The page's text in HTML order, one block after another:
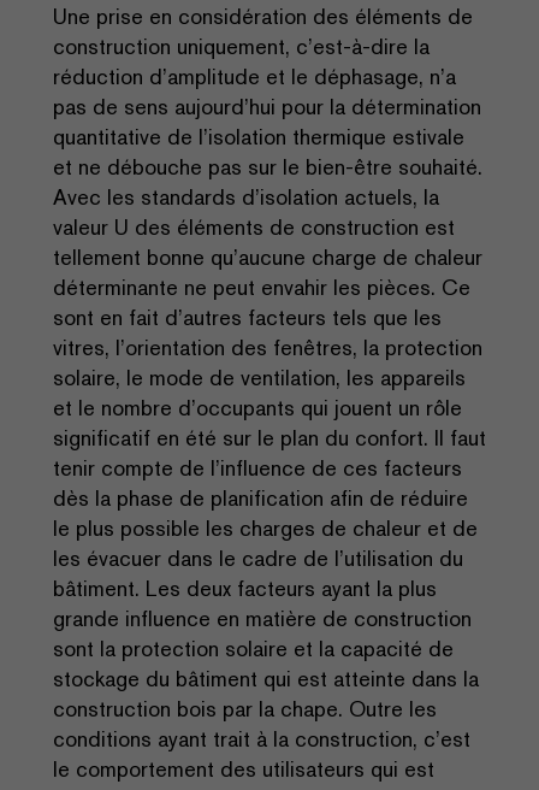
Une prise en considération des éléments de
construction uniquement, c’est-à-dire la
réduction d’amplitude et le déphasage, n’a
pas de sens aujourd’hui pour la détermination
quantitative de l’isolation thermique estivale
et ne débouche pas sur le bien-être souhaité.
Avec les standards d’isolation actuels, la
valeur U des éléments de construction est
tellement bonne qu’aucune charge de chaleur
déterminante ne peut envahir les pièces. Ce
sont en fait d’autres facteurs tels que les
vitres, l’orientation des fenêtres, la protection
solaire, le mode de ventilation, les appareils
et le nombre d’occupants qui jouent un rôle
significatif en été sur le plan du confort. Il faut
tenir compte de l’influence de ces facteurs
dès la phase de planification afin de réduire
le plus possible les charges de chaleur et de
les évacuer dans le cadre de l’utilisation du
bâtiment. Les deux facteurs ayant la plus
grande influence en matière de construction
sont la protection solaire et la capacité de
stockage du bâtiment qui est atteinte dans la
construction bois par la chape. Outre les
conditions ayant trait à la construction, c’est
le comportement des utilisateurs qui est